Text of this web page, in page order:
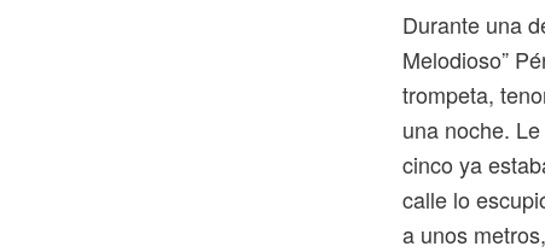
Durante una
Melodioso”
trompeta,
una noche.
cinco ya
calle lo
a unos